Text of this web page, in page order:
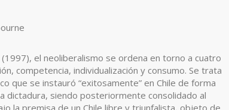
el neoliberalismo se ordena en torno a cuatro
competencia, individualización y consumo. Se trata
que se instauró “exitosamente” en Chile de forma
dictadura, siendo posteriormente consolidado al
la premisa de un Chile libre y triunfalista, objeto de